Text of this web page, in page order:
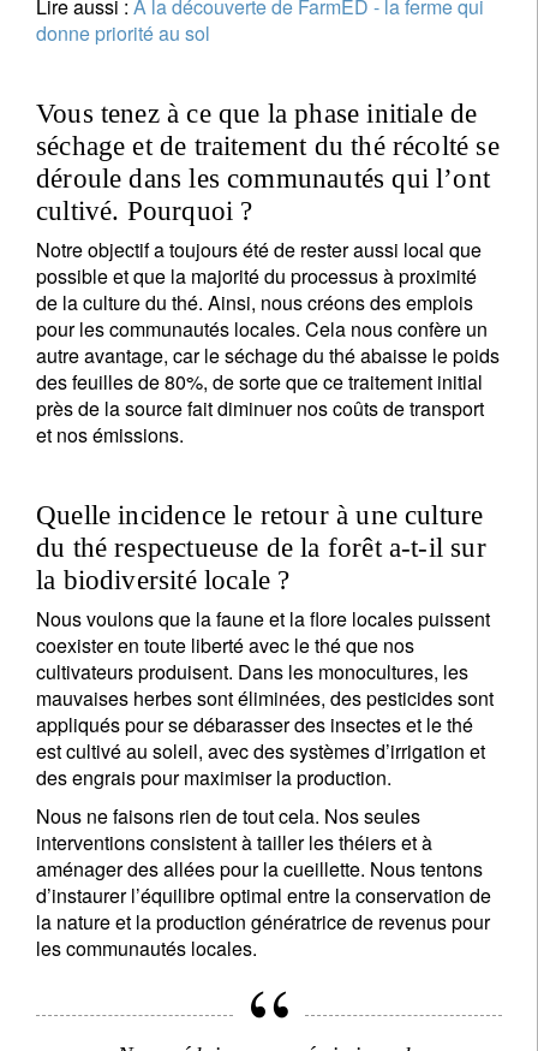
Lire aussi : À la découverte de FarmED - la ferme qui
donne priorité au sol
Vous tenez à ce que la phase initiale de
séchage et de traitement du thé récolté se
déroule dans les communautés qui l’ont
cultivé. Pourquoi ?
Notre objectif a toujours été de rester aussi local que
possible et que la majorité du processus à proximité
de la culture du thé. Ainsi, nous créons des emplois
pour les communautés locales. Cela nous confère un
autre avantage, car le séchage du thé abaisse le poids
des feuilles de 80%, de sorte que ce traitement initial
près de la source fait diminuer nos coûts de transport
et nos émissions.
Quelle incidence le retour à une culture
du thé respectueuse de la forêt a-t-il sur
la biodiversité locale ?
Nous voulons que la faune et la flore locales puissent
coexister en toute liberté avec le thé que nos
cultivateurs produisent. Dans les monocultures, les
mauvaises herbes sont éliminées, des pesticides sont
appliqués pour se débarasser des insectes et le thé
est cultivé au soleil, avec des systèmes d’irrigation et
des engrais pour maximiser la production.
Nous ne faisons rien de tout cela. Nos seules
interventions consistent à tailler les théiers et à
aménager des allées pour la cueillette. Nous tentons
d’instaurer l’équilibre optimal entre la conservation de
la nature et la production génératrice de revenus pour
les communautés locales.
S'inscrire à la newsletter
Email
Civilité Prénom
Nom
Pays de résidence
Vos informations seront utilisées conformément à
notrepolitique de confidentialité
S'inscrire